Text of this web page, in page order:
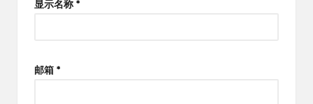
显示名称 *
邮箱 *